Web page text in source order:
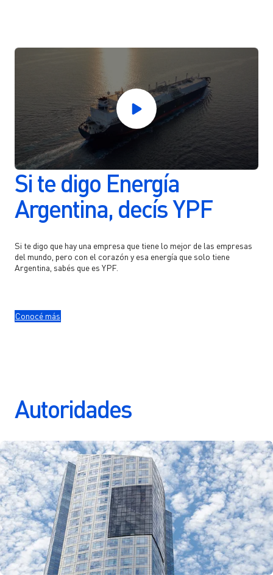
Si te digo Energía
Argentina, decís YPF
Si te digo que hay una empresa que tiene lo mejor de las empresas
del mundo, pero con el corazón y esa energía que solo tiene
Argentina, sabés que es YPF.
Conocé más
Autoridades